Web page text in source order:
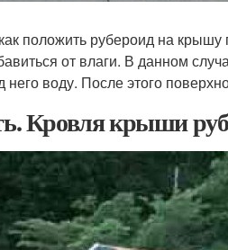
положить рубероид на
от влаги. В данном
воду. После этого
Кровля крыши